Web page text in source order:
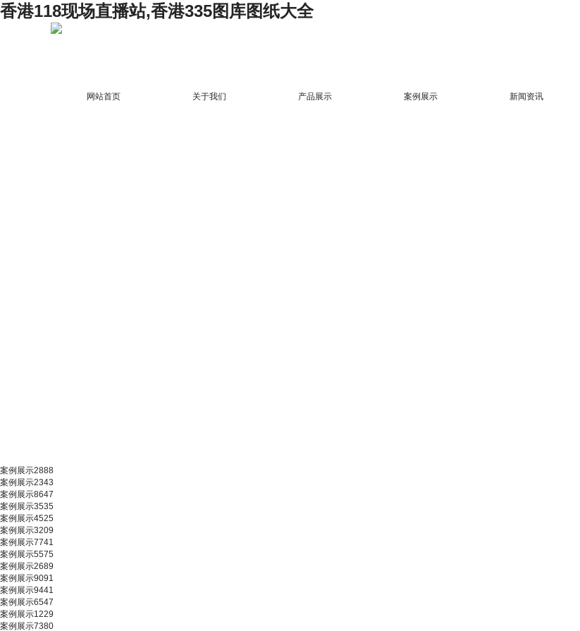
香港118现场直播站,香港335图库图纸大全
网站首页 关于我们 产品展示 案例展示 新闻资讯
案例展示2888
案例展示2343
案例展示8647
案例展示3535
案例展示4525
案例展示3209
案例展示7741
案例展示5575
案例展示2689
案例展示9091
案例展示9441
案例展示6547
案例展示1229
案例展示7380